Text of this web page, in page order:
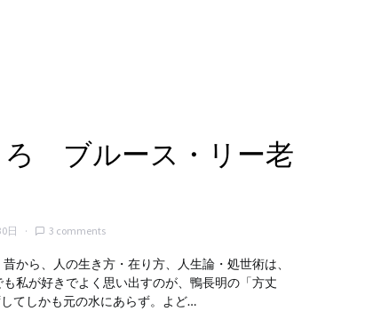
ろ ブルース・リー老
日 3 comments
から、人の生き方・在り方、人生論・処世術は、
私が好きでよく思い出すのが、鴨長明の「方丈
てしかも元の水にあらず。よど…